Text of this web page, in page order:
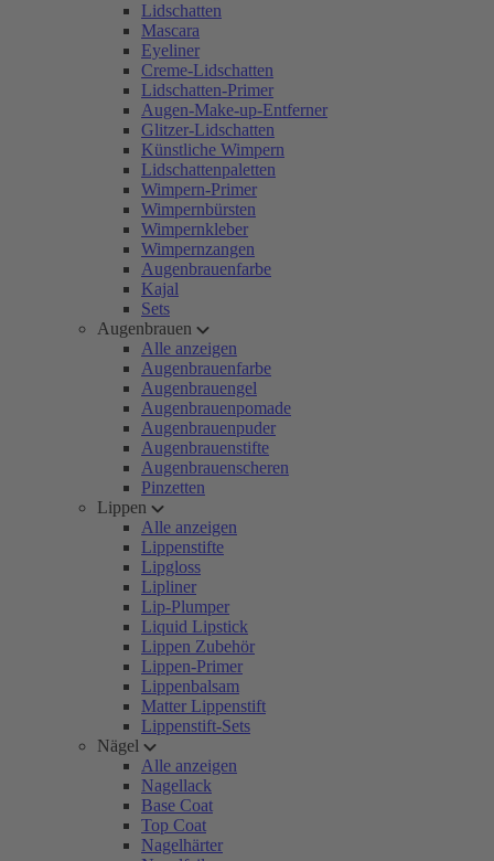
Lidschatten
Mascara
Eyeliner
Creme-Lidschatten
Lidschatten-Primer
Augen-Make-up-Entferner
Glitzer-Lidschatten
Künstliche Wimpern
Lidschattenpaletten
Wimpern-Primer
Wimpernbürsten
Wimpernkleber
Wimpernzangen
Augenbrauenfarbe
Kajal
Sets
Augenbrauen
Alle anzeigen
Augenbrauenfarbe
Augenbrauengel
Augenbrauenpomade
Augenbrauenpuder
Augenbrauenstifte
Augenbrauenscheren
Pinzetten
Lippen
Alle anzeigen
Lippenstifte
Lipgloss
Lipliner
Lip-Plumper
Liquid Lipstick
Lippen Zubehör
Lippen-Primer
Lippenbalsam
Matter Lippenstift
Lippenstift-Sets
Nägel
Alle anzeigen
Nagellack
Base Coat
Top Coat
Nagelhärter